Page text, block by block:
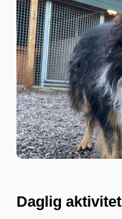
Daglig aktivitet